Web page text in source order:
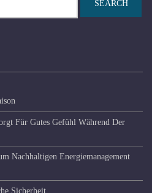
Für Gutes Gefühl Während Der
Nachhaltigen Energiemanagement
Sicherheit